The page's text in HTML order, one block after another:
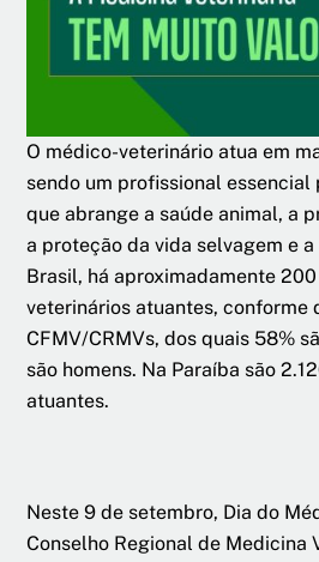
O médico-veterinário atua em
sendo um profissional essencial
que abrange a saúde animal, a
a proteção da vida selvagem e
Brasil, há aproximadamente
veterinários atuantes, conforme
CFMV/CRMVs, dos quais 58%
são homens. Na Paraíba são
atuantes.
Neste 9 de setembro, Dia do
Conselho Regional de Medicina